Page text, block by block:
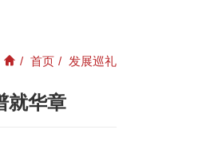
/ 首页 / 发展巡礼
就华章